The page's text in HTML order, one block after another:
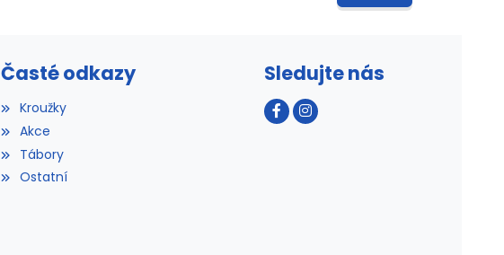
Časté odkazy
Kroužky
Akce
Tábory
Ostatní
Sledujte nás